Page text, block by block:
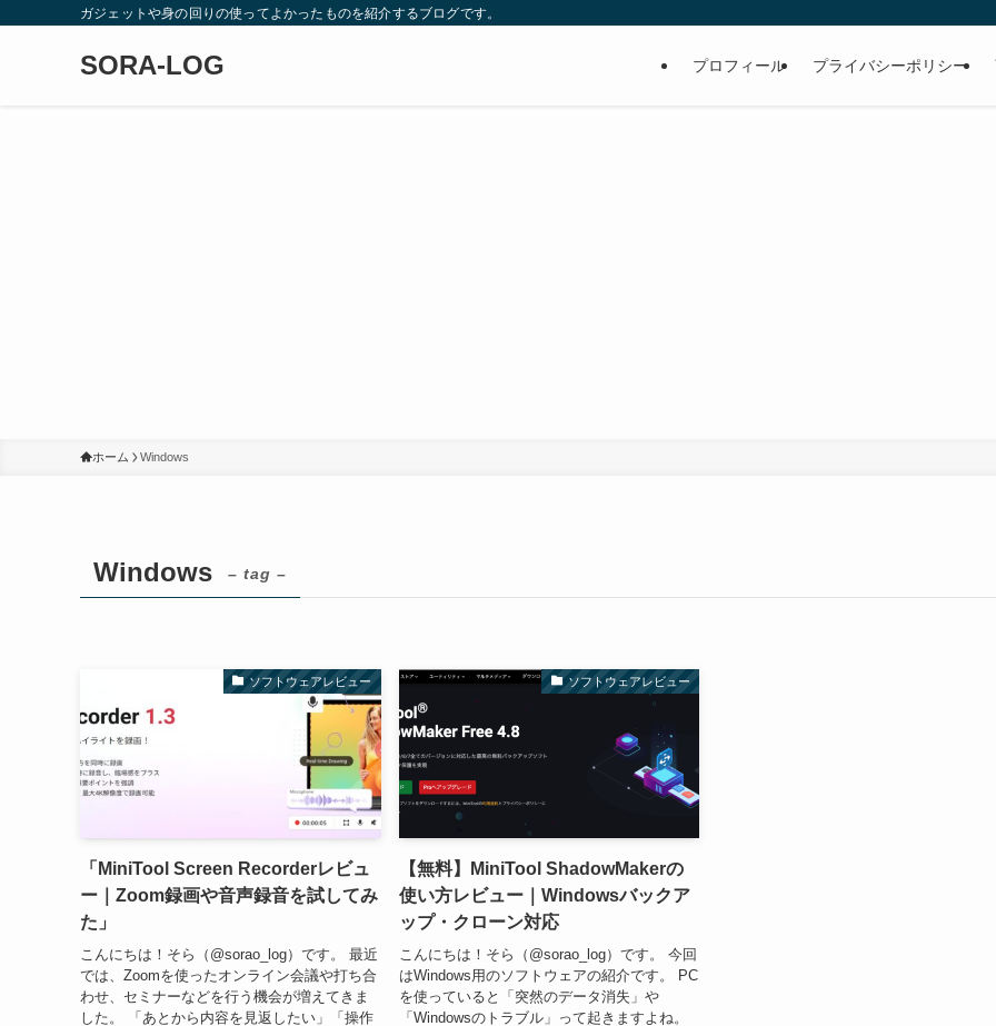
ガジェットや身の回りの使ってよかったものを紹介するブログです。
SORA-LOG プロフィール プライバシーポリシー
ホーム Windows
Windows – tag –
ソフトウェアレビュー
「MiniTool Screen Recorderレビュ
ー｜Zoom録画や音声録音を試してみ
た」
こんにちは！そら（@sorao_log）です。 最近
では、Zoomを使ったオンライン会議や打ち合
わせ、セミナーなどを行う機会が増えてきま
した。 「あとから内容を見返したい」「操作
ソフトウェアレビュー
【無料】MiniTool ShadowMakerの
使い方レビュー｜Windowsバックア
ップ・クローン対応
こんにちは！そら（@sorao_log）です。 今回
はWindows用のソフトウェアの紹介です。 PC
を使っていると「突然のデータ消失」や
「Windowsのトラブル」って起きますよね。